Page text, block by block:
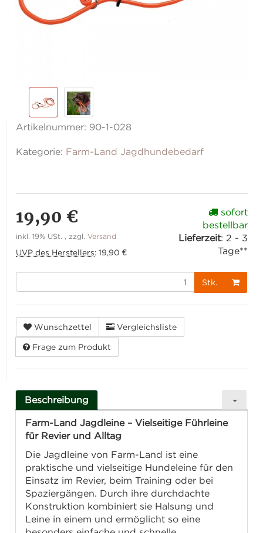
Artikelnummer: 90-1-028
Kategorie: Farm-Land Jagdhundebedarf
19,90 €
inkl. 19% USt. , zzgl.Versand
UVP des Herstellers:19,90 €
sofort
bestellbar
Lieferzeit: 2 - 3
Tage**
Stk.
Wunschzettel Vergleichsliste
Frage zum Produkt
Beschreibung
Farm-Land Jagdleine – Vielseitige Führleine
für Revier und Alltag
Die Jagdleine von Farm-Land ist eine
praktische und vielseitige Hundeleine für den
Einsatz im Revier, beim Training oder bei
Spaziergängen. Durch ihre durchdachte
Konstruktion kombiniert sie Halsung und
Leine in einem und ermöglicht so eine